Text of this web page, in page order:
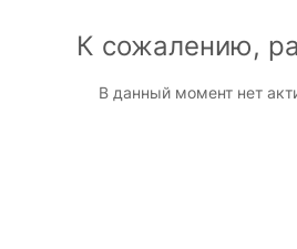
К сожалению,
В данный момент нет